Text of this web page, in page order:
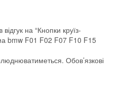
на “Кнопки круїз-
bmw F01 F02 F07 F10 F15
Обов’язкові